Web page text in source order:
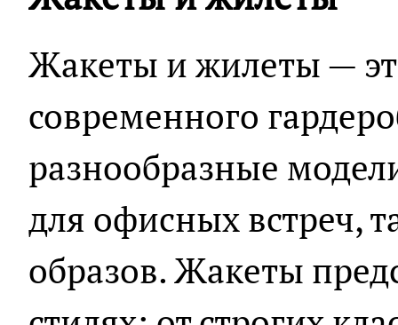
Жакеты и жилеты —
современного
разнообразные
для офисных встреч,
образов. Жакеты